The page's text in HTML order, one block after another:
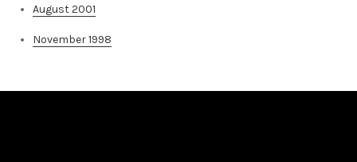
August 2001
November 1998